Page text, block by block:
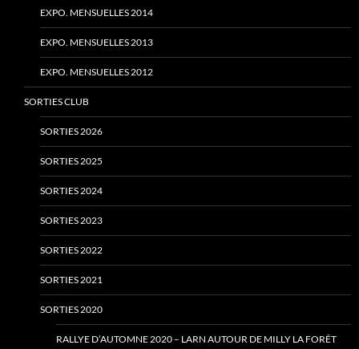
EXPO. MENSUELLES 2014
EXPO. MENSUELLES 2013
EXPO. MENSUELLES 2012
SORTIES CLUB
SORTIES 2026
SORTIES 2025
SORTIES 2024
SORTIES 2023
SORTIES 2022
SORTIES 2021
SORTIES 2020
RALLYE D’AUTOMNE 2020 – LARN AUTOUR DE MILLY LA FORÊT